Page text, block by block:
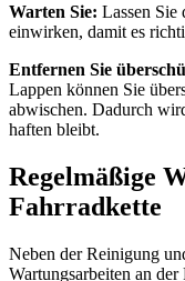
Warten Sie: Lassen Sie
einwirken, damit es
Entfernen Sie
Lappen können Sie
abwischen. Dadurch
haften bleibt.
Regelmäßige
Fahrradkette
Neben der Reinigung
Wartungsarbeiten an